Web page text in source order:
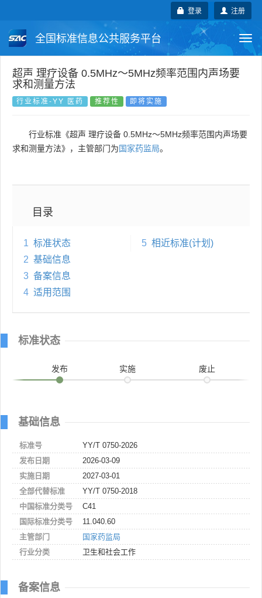
注册
登录
全国标准信息公共服务平台
国家标准 行业标准 地方标准
团体标准 企业标准
国外标准 技术委员会
超声 理疗设备 0.5MHz～5MHz频率范围内声场要
求和测量方法
行业标准-YY 医药 推荐性 即将实施
行业标准《超声 理疗设备 0.5MHz～5MHz频率范围内声场要
求和测量方法》，主管部门为国家药监局。
目录
1 标准状态
2 基础信息
3 备案信息
4 适用范围
5 相近标准(计划)
标准状态
发布 实施 废止
基础信息
标准号
YY/T 0750-2026
发布日期
2026-03-09
实施日期
2027-03-01
全部代替标准
YY/T 0750-2018
中国标准分类号
C41
国际标准分类号
11.040.60
主管部门
国家药监局
行业分类
卫生和社会工作
备案信息